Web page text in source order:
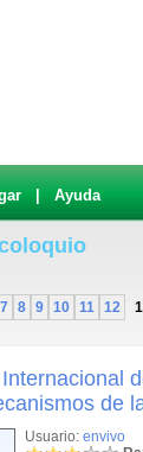
Ayuda
7 8 9 10 11 12
de
Usuario: envivo